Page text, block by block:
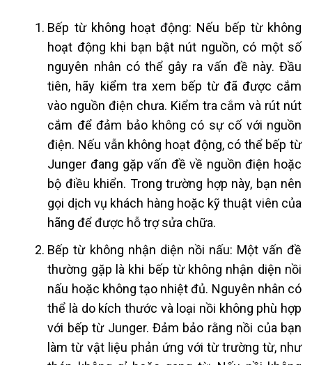
Bếp từ không hoạt động: Nếu bếp từ không
hoạt động khi bạn bật nút nguồn, có một số
nguyên nhân có thể gây ra vấn đề này. Đầu
tiên, hãy kiểm tra xem bếp từ đã được cắm
vào nguồn điện chưa. Kiểm tra cắm và rút nút
cắm để đảm bảo không có sự cố với nguồn
điện. Nếu vẫn không hoạt động, có thể bếp từ
Junger đang gặp vấn đề về nguồn điện hoặc
bộ điều khiển. Trong trường hợp này, bạn nên
gọi dịch vụ khách hàng hoặc kỹ thuật viên của
hãng để được hỗ trợ sửa chữa.
Bếp từ không nhận diện nồi nấu: Một vấn đề
thường gặp là khi bếp từ không nhận diện nồi
nấu hoặc không tạo nhiệt đủ. Nguyên nhân có
thể là do kích thước và loại nồi không phù hợp
với bếp từ Junger. Đảm bảo rằng nồi của bạn
làm từ vật liệu phản ứng với từ trường từ, như